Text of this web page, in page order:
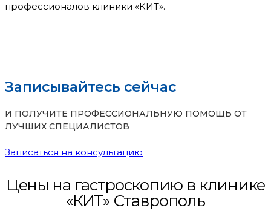
профессионалов клиники «КИТ».
Записывайтесь сейчас
И ПОЛУЧИТЕ ПРОФЕССИОНАЛЬНУЮ ПОМОЩЬ ОТ
ЛУЧШИХ СПЕЦИАЛИСТОВ
Записаться на консультацию
Цены на гастроскопию в клинике
«КИТ» Ставрополь